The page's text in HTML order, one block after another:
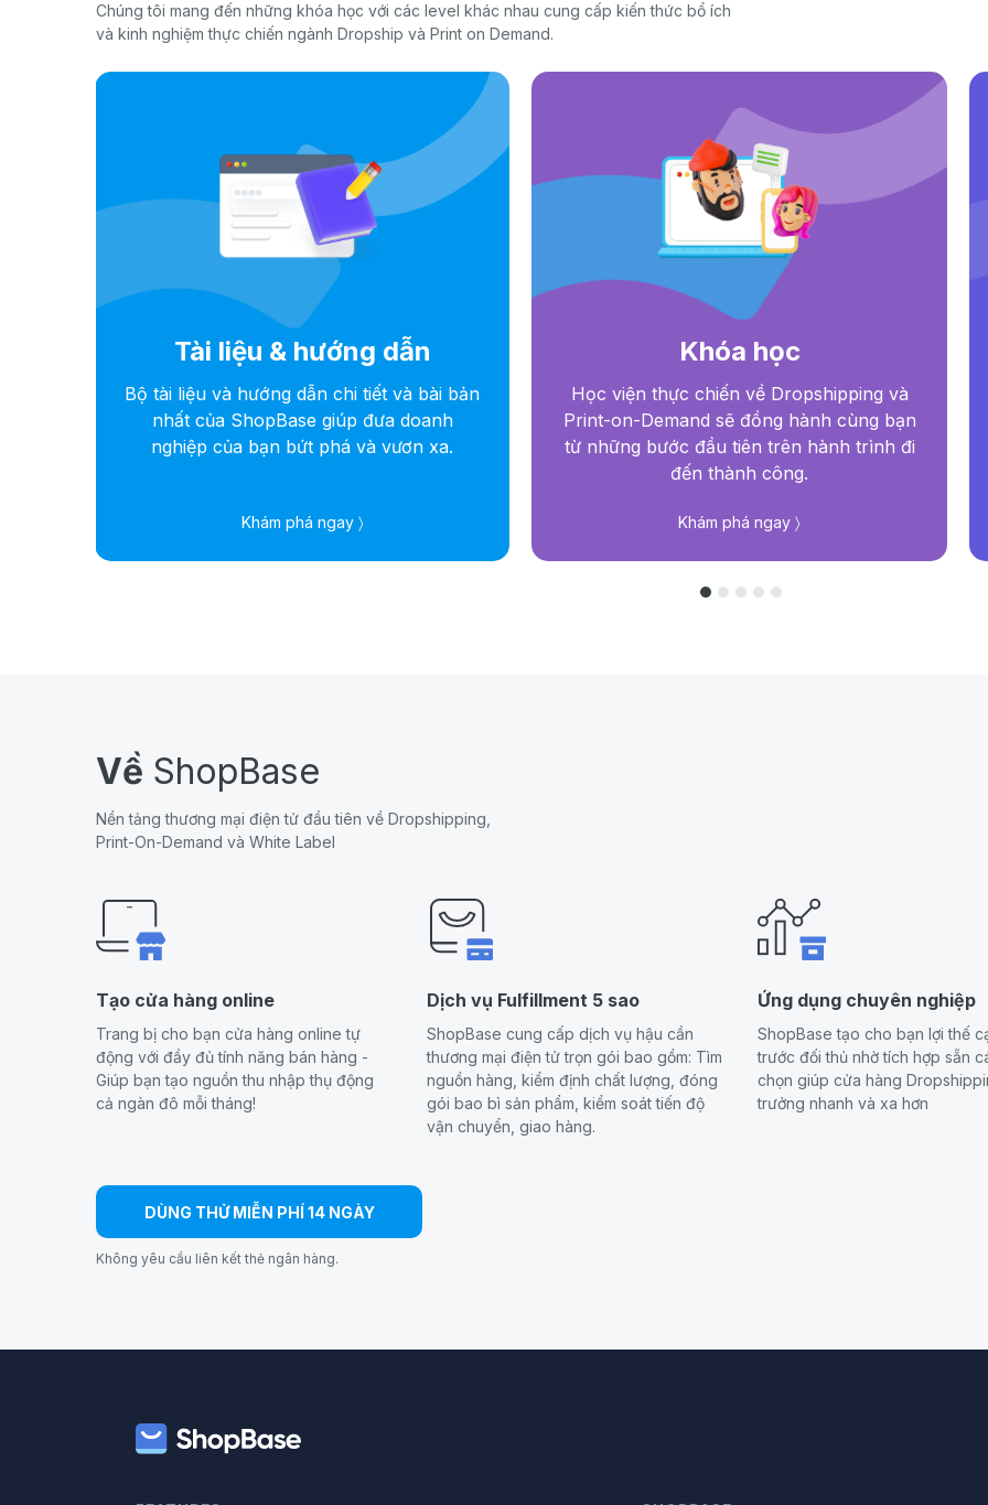
Chúng tôi mang đến những khóa học với các level khác nhau cung cấp kiến thức bổ ích
và kinh nghiệm thực chiến ngành Dropship và Print on Demand.
Tài liệu & hướng dẫn
Bộ tài liệu và hướng dẫn chi tiết và bài bản
nhất của ShopBase giúp đưa doanh
nghiệp của bạn bứt phá và vươn xa.
Khám phá ngay 〉
Khóa học
Học viện thực chiến về Dropshipping và
Print-on-Demand sẽ đồng hành cùng bạn
từ những bước đầu tiên trên hành trình đi
đến thành công.
Khám phá ngay 〉
Về ShopBase
Nền tảng thương mại điện tử đầu tiên về Dropshipping,
Print-On-Demand và White Label
Tạo cửa hàng online
Trang bị cho bạn cửa hàng online tự
động với đầy đủ tính năng bán hàng -
Giúp bạn tạo nguồn thu nhập thụ động
cả ngàn đô mỗi tháng!
Dịch vụ Fulfillment 5 sao
ShopBase cung cấp dịch vụ hậu cần
thương mại điện tử trọn gói bao gồm: Tìm
nguồn hàng, kiểm định chất lượng, đóng
gói bao bì sản phẩm, kiểm soát tiến độ
vận chuyển, giao hàng.
Ứng dụng chuyên nghiệp
ShopBase tạo cho bạn lợi thế
trước đối thủ nhờ tích hợp sẵn
chọn giúp cửa hàng
trưởng nhanh và xa hơn
DÙNG THỬ MIỄN PHÍ 14 NGÀY
Không yêu cầu liên kết thẻ ngân hàng.